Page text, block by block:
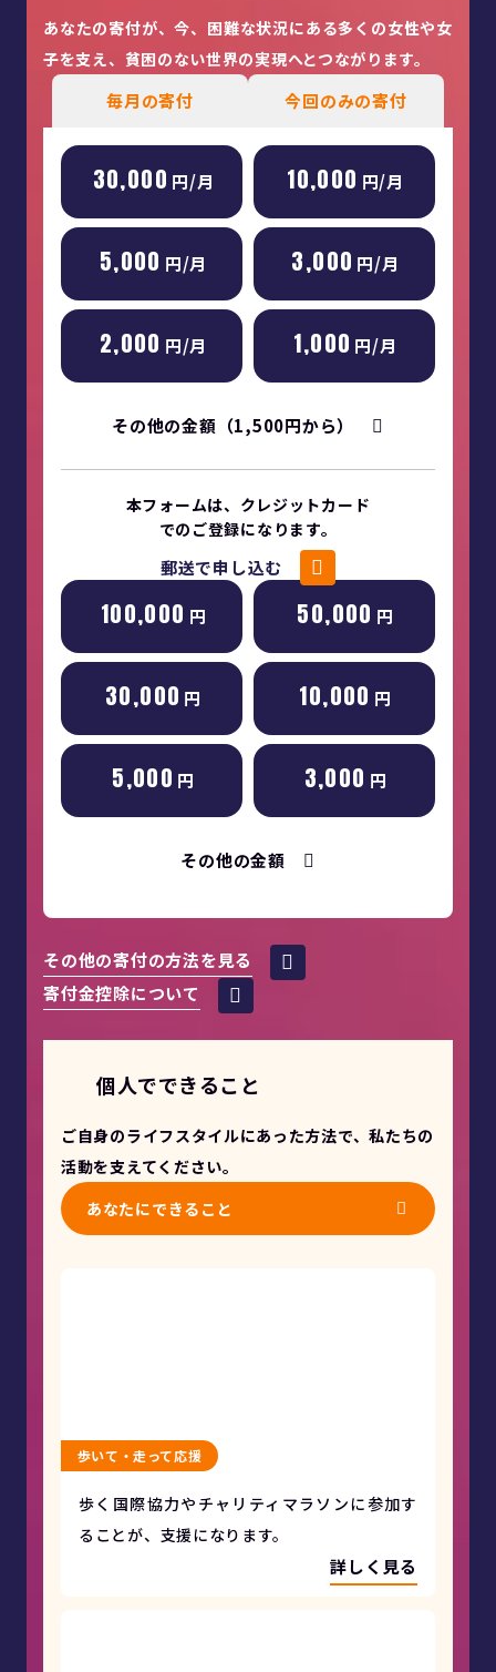
あなたの寄付が、今、困難な状況にある多くの女性や女
子を支え、貧困のない世界の実現へとつながります。
毎月の寄付 今回のみの寄付
30,000 円/月 10,000 円/月
5,000 円/月 3,000 円/月
2,000 円/月 1,000 円/月
その他の金額（1,500円から）
本フォームは、クレジットカード
でのご登録になります。
郵送で申し込む
100,000 円 50,000 円
30,000 円 10,000 円
5,000 円 3,000 円
その他の金額
その他の寄付の方法を見る
寄付金控除について
個人でできること
ご自身のライフスタイルにあった方法で、私たちの
活動を支えてください。
あなたにできること
歩いて・走って応援
歩く国際協力やチャリティマラソンに参加す
ることが、支援になります。
詳しく見る